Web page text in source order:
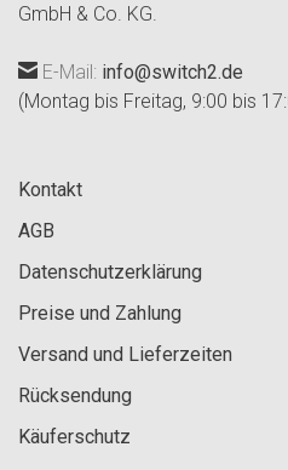
GmbH & Co. KG.
E-Mail: info@switch2.de
(Montag bis Freitag, 9:00 bis
Kontakt
AGB
Datenschutzerklärung
Preise und Zahlung
Versand und Lieferzeiten
Rücksendung
Käuferschutz